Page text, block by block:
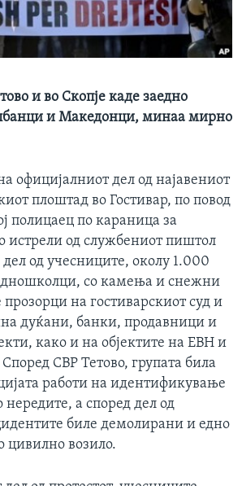
и во Скопје каде заедно
и Македонци, минаа мирно
официјалниот дел од најавениот
плоштад во Гостивар, по повод
полицаец по караница за
истрели од службениот пиштол
од учесниците, околу 1.000
со камења и снежни
на гостиварскиот суд и
дуќани, банки, продавници и
како и на објектите на ЕВН и
СВР Тетово, групата била
работи на идентификување
а според дел од
биле демолирани и едно
цивилно возило.